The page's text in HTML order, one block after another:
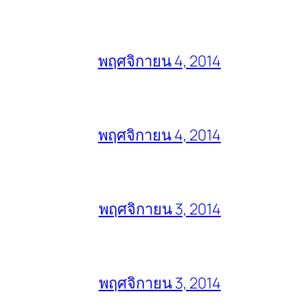
พฤศจิกายน 4, 2014
พฤศจิกายน 4, 2014
พฤศจิกายน 3, 2014
พฤศจิกายน 3, 2014